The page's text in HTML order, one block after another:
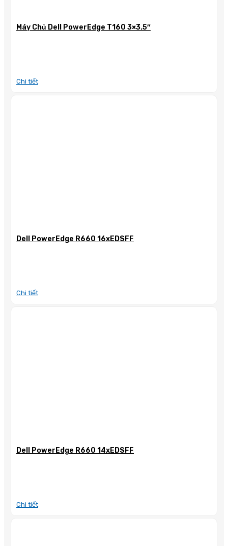
Máy Chủ Dell PowerEdge T160 3×3.5″
Chi tiết
Dell PowerEdge R660 16xEDSFF
Chi tiết
Dell PowerEdge R660 14xEDSFF
Chi tiết